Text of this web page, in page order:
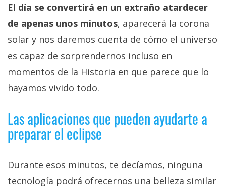
El día se convertirá en un extraño atardecer
de apenas unos minutos, aparecerá la corona
solar y nos daremos cuenta de cómo el universo
es capaz de sorprendernos incluso en
momentos de la Historia en que parece que lo
hayamos vivido todo.
Las aplicaciones que pueden ayudarte a
preparar el eclipse
Durante esos minutos, te decíamos, ninguna
tecnología podrá ofrecernos una belleza similar